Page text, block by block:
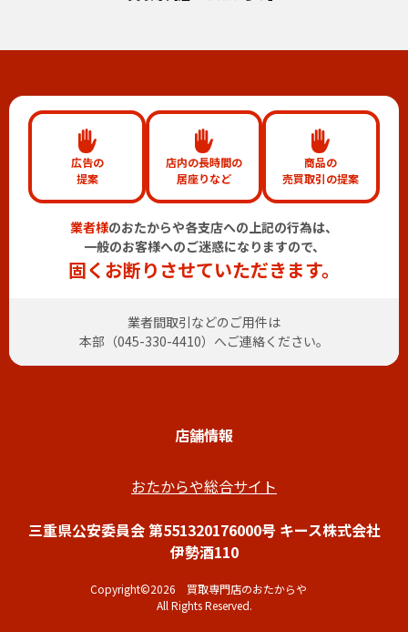
広告の
提案
店内の長時間の
居座りなど
商品の
売買取引の提案
業者様のおたからや各支店への上記の行為は、
一般のお客様へのご迷惑になりますので、
固くお断りさせていただきます。
業者間取引などのご用件は
本部（045-330-4410）へご連絡ください。
店舗情報
おたからや総合サイト
三重県公安委員会 第551320176000号 キース株式会社
伊勢酒110
Copyright©2026 買取専門店のおたからや
All Rights Reserved.